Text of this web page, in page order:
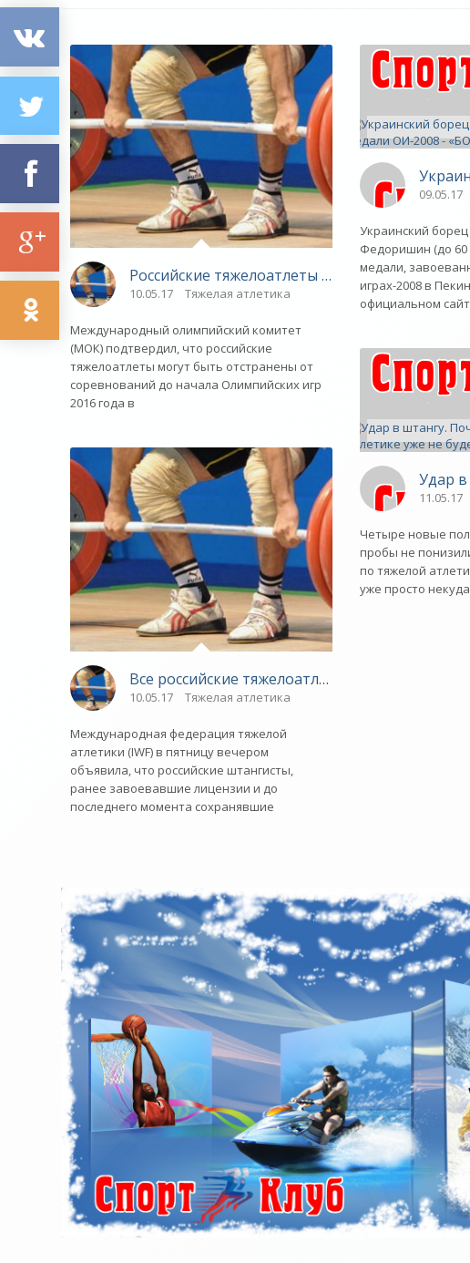
Российские тяжелоатлеты могут быть
10.05.17 Тяжелая атлетика
Международный олимпийский комитет
(МОК) подтвердил, что российские
тяжелоатлеты могут быть отстранены от
соревнований до начала Олимпийских игр
2016 года в
Все российские тяжелоатлеты отстранены от
10.05.17 Тяжелая атлетика
Международная федерация тяжелой
атлетики (IWF) в пятницу вечером
объявила, что российские штангисты,
ранее завоевавшие лицензии и до
последнего момента сохранявшие
09.05.17
Украинский борец
Федоришин (до 60
медали,
играх-2008 в
официальном
Удар в
11.05.17
Четыре новые
пробы не
по тяжелой
уже просто